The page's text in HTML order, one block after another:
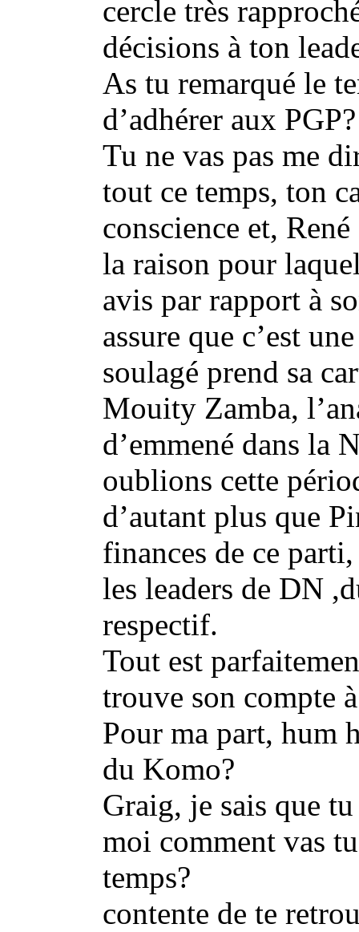
cercle très
décisions à ton
As tu remarqué le
d’adhérer aux PGP?
Tu ne vas pas me
tout ce temps, ton
conscience et,
la raison pour
avis par rapport à
assure que c’est
soulagé prend sa
Mouity Zamba,
d’emmené dans la
oublions cette
d’autant plus que
finances de ce
les leaders de DN
respectif.
Tout est
trouve son compte
Pour ma part, hum
du Komo?
Graig, je sais que
moi comment vas
temps?
contente de te